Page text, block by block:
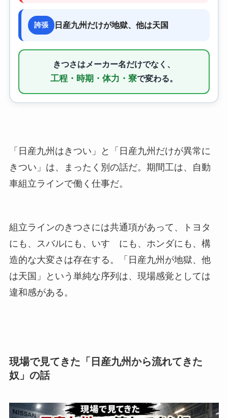
誇張 日産九州だけが地獄、他は天国
きつさはメーカー名だけでなく、
工程・時期・体力・寮で変わる。
「日産九州はきつい」と「日産九州だけが異常に
きつい」は、まったく別の話だ。期間工は、自動
車組立ラインで働く仕事だ。
組立ラインのきつさには共通項があって、トヨタ
にも、スバルにも、いすゞにも、ホンダにも、構
造的な大変さは存在する。「日産九州が地獄、他
は天国」という単純な序列は、現場感覚としては
違和感がある。
現場で見てきた「日産九州から流れてきた
奴」の話